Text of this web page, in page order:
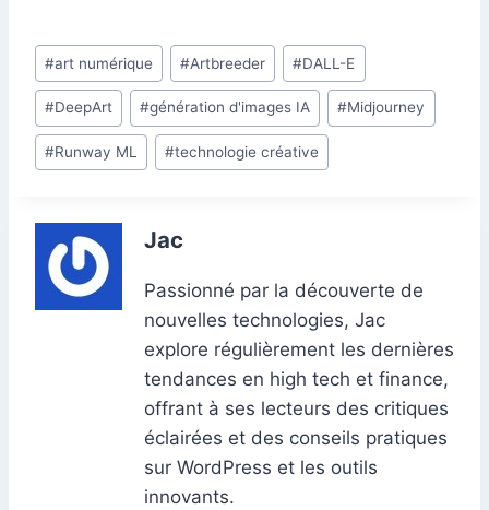
e
b
o
o
k
e
dI
n
s
A
p
p
l
e
st
di
t
s
e
n m
m
bl
r
ta
g
er
Étiquettes
de
la
publication :
#art numérique #Artbreeder #DALL-E
#DeepArt #génération d'images IA #Midjourney
#Runway ML #technologie créative
Jac
Passionné par la découverte de
nouvelles technologies, Jac
explore régulièrement les dernières
tendances en high tech et finance,
offrant à ses lecteurs des critiques
éclairées et des conseils pratiques
sur WordPress et les outils
innovants.